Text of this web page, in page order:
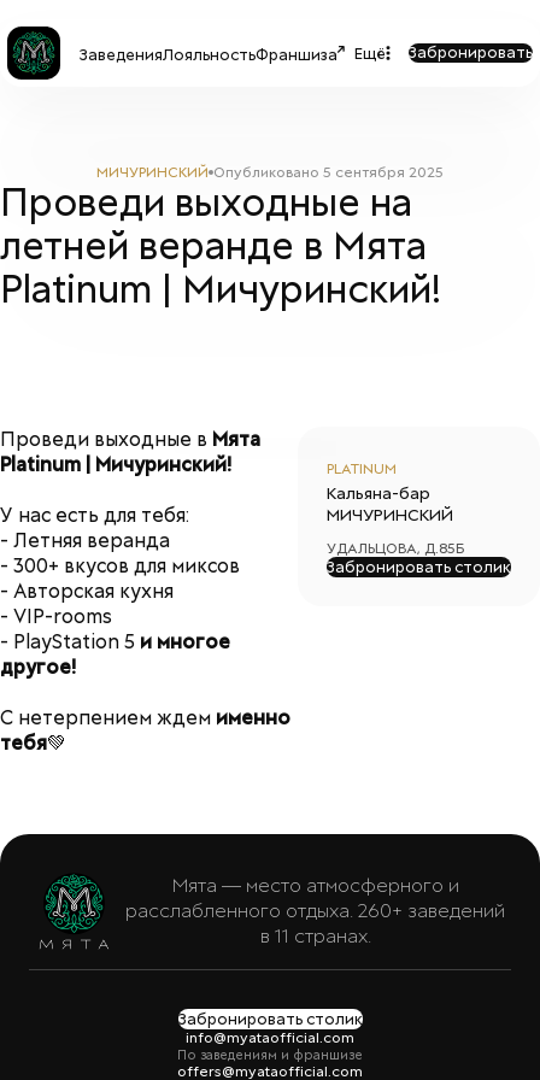
ЗаведенияЛояльностьФраншиза Ещё Забронировать
МИЧУРИНСКИЙ Опубликовано 5 сентября 2025
Проведи выходные на
летней веранде в Мята
Platinum | Мичуринский!
Проведи выходные в Мята
Platinum | Мичуринский!
У нас есть для тебя:
- Летняя веранда
- 300+ вкусов для миксов
- Авторская кухня
- VIP-rooms
- PlayStation 5 и многое
другое!
С нетерпением ждем именно
тебя💚
PLATINUM
Кальяна-бар
МИЧУРИНСКИЙ
УДАЛЬЦОВА, Д.85Б
Забронировать столик
Мята — место атмосферного и
расслабленного отдыха. 260+ заведений
в 11 странах.
Забронировать столик
info@myataofficial.com
По заведениям и франшизе
offers@myataofficial.com